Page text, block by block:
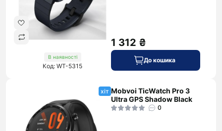
В наявності
Код: WT-5315
1 312 ₴
До кошика
хіт Mobvoi TicWatch Pro 3
Ultra GPS Shadow Black
0